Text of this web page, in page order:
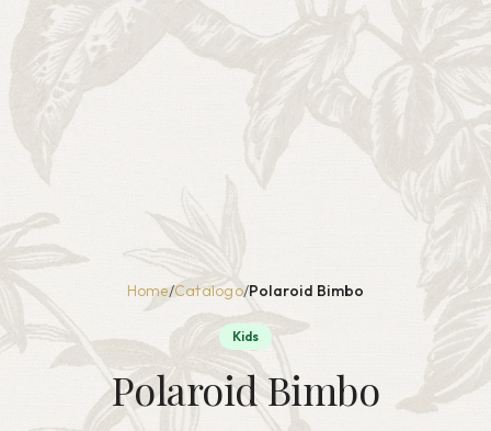
Home/Catalogo/Polaroid Bimbo
Kids
Polaroid Bimbo